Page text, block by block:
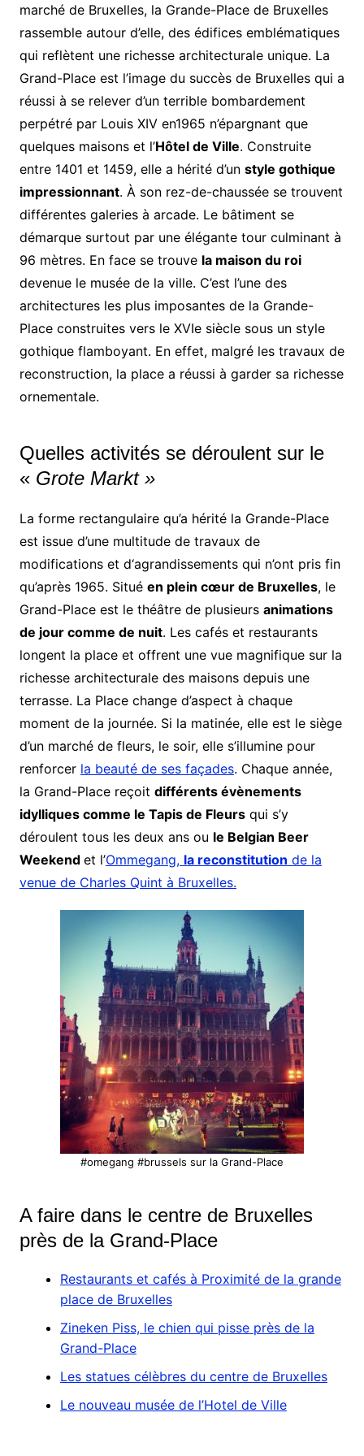
marché de Bruxelles, la Grande-Place de Bruxelles
rassemble autour d’elle, des édifices emblématiques
qui reflètent une richesse architecturale unique. La
Grand-Place est l’image du succès de Bruxelles qui a
réussi à se relever d’un terrible bombardement
perpétré par Louis XIV en1965 n’épargnant que
quelques maisons et l’Hôtel de Ville. Construite
entre 1401 et 1459, elle a hérité d’un style gothique
impressionnant. À son rez-de-chaussée se trouvent
différentes galeries à arcade. Le bâtiment se
démarque surtout par une élégante tour culminant à
96 mètres. En face se trouve la maison du roi
devenue le musée de la ville. C’est l’une des
architectures les plus imposantes de la Grande-
Place construites vers le XVIe siècle sous un style
gothique flamboyant. En effet, malgré les travaux de
reconstruction, la place a réussi à garder sa richesse
ornementale.
Quelles activités se déroulent sur le
« Grote Markt »
La forme rectangulaire qu’a hérité la Grande-Place
est issue d’une multitude de travaux de
modifications et d‘agrandissements qui n’ont pris fin
qu’après 1965. Situé en plein cœur de Bruxelles, le
Grand-Place est le théâtre de plusieurs animations
de jour comme de nuit. Les cafés et restaurants
longent la place et offrent une vue magnifique sur la
richesse architecturale des maisons depuis une
terrasse. La Place change d’aspect à chaque
moment de la journée. Si la matinée, elle est le siège
d’un marché de fleurs, le soir, elle s’illumine pour
renforcer la beauté de ses façades. Chaque année,
la Grand-Place reçoit différents évènements
idylliques comme le Tapis de Fleursqui s’y
déroulent tous les deux ans ou le Belgian Beer
Weekend et l’Ommegang, la reconstitution de la
venue de Charles Quint à Bruxelles.
#omegang #brussels sur la Grand-Place
A faire dans le centre de Bruxelles
près de la Grand-Place
Restaurants et cafés à Proximité de la grande
place de Bruxelles
Zineken Piss, le chien qui pisse près de la
Grand-Place
Les statues célèbres du centre de Bruxelles
Le nouveau musée de l’Hotel de Ville